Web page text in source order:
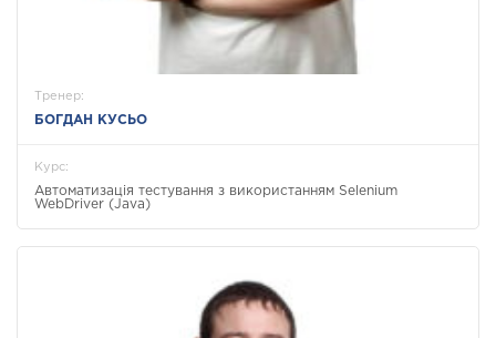
Тренер:
БОГДАН КУСЬО
Курс:
Автоматизація тестування з використанням Selenium
WebDriver (Java)